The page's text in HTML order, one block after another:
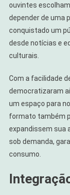
ouvintes
depender de uma
conquistado um
desde notícias e
culturais.
Com a facilidade
democratizaram
um espaço para
formato também
expandissem sua
sob demanda,
consumo.